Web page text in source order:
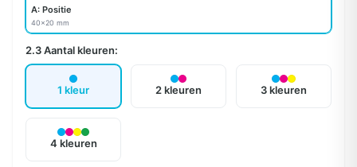
A: Positie
40x20 mm
2.3 Aantal kleuren:
1 kleur 2 kleuren 3 kleuren
4 kleuren